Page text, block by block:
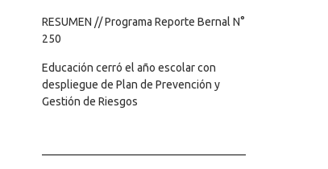
RESUMEN // Programa Reporte Bernal N°
250
Educación cerró el año escolar con
despliegue de Plan de Prevención y
Gestión de Riesgos